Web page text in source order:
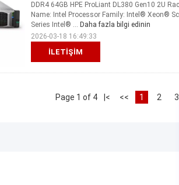
İLETIŞIM
DDR4 64GB HPE ProLiant DL380 Gen10 2U
Name: Intel Processor Family: Intel® Xeon®
Series Intel® ... Daha fazla bilgi edinin
2026-03-18 16:49:33
Page 1 of 4 |< << 1 2 3